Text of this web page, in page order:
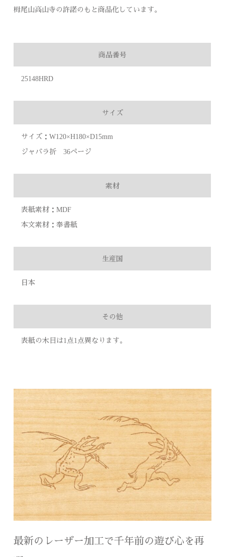
栂尾山高山寺の許諾のもと商品化しています。
商品番号
25148HRD
サイズ
サイズ：W120×H180×D15mm
ジャバラ折 36ページ
素材
表紙素材：MDF
本文素材：奉書紙
生産国
日本
その他
表紙の木目は1点1点異なります。
最新のレーザー加工で千年前の遊び心を再